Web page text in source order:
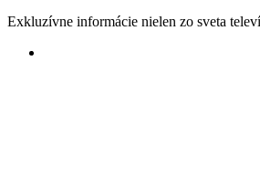
Exkluzívne informácie nielen zo sveta